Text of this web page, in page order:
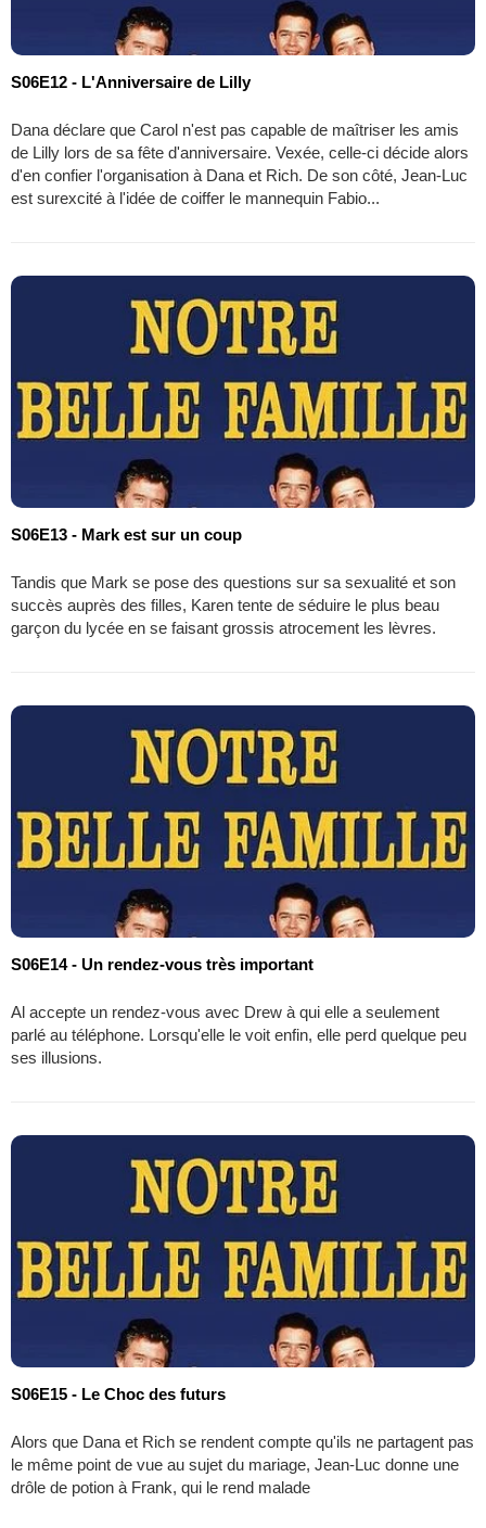
S06E12 - L'Anniversaire de Lilly
Dana déclare que Carol n'est pas capable de maîtriser les amis
de Lilly lors de sa fête d'anniversaire. Vexée, celle-ci décide alors
d'en confier l'organisation à Dana et Rich. De son côté, Jean-Luc
est surexcité à l'idée de coiffer le mannequin Fabio...
S06E13 - Mark est sur un coup
Tandis que Mark se pose des questions sur sa sexualité et son
succès auprès des filles, Karen tente de séduire le plus beau
garçon du lycée en se faisant grossis atrocement les lèvres.
S06E14 - Un rendez-vous très important
Al accepte un rendez-vous avec Drew à qui elle a seulement
parlé au téléphone. Lorsqu'elle le voit enfin, elle perd quelque peu
ses illusions.
S06E15 - Le Choc des futurs
Alors que Dana et Rich se rendent compte qu'ils ne partagent pas
le même point de vue au sujet du mariage, Jean-Luc donne une
drôle de potion à Frank, qui le rend malade